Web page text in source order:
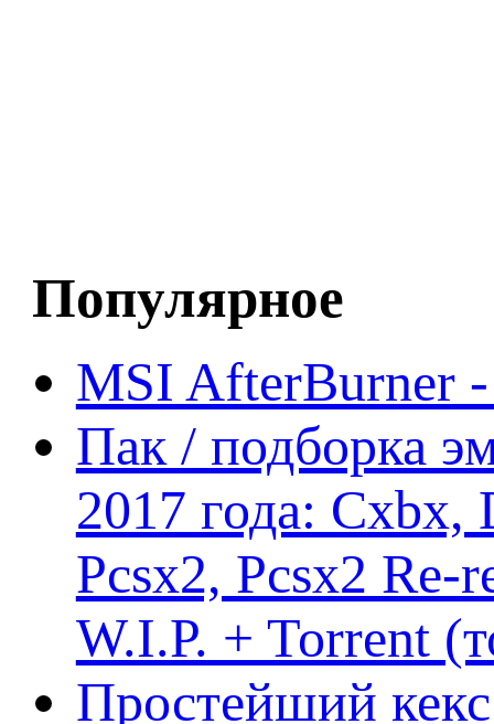
Популярное
MSI AfterBurner
Пак / подборка
2017 года:
Pcsx2, Pcsx2
W.I.P. + Torrent
Простейший кекс